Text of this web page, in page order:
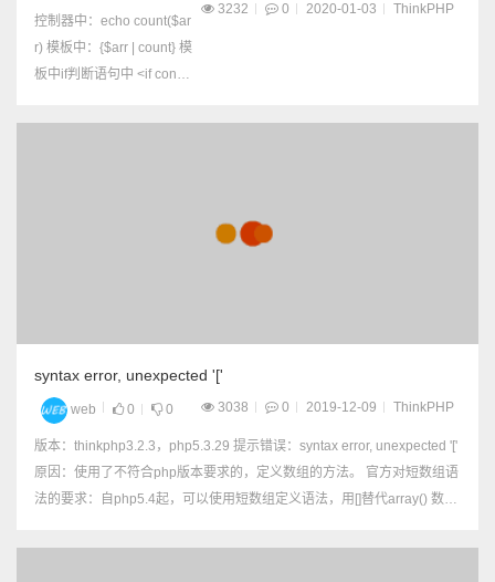
3232
0 2020-01-03 ThinkPHP
控制器中：echo count($ar
r) 模板中：{$arr | count} 模
板中if判断语句中 <if conditi
if> <if condition="count($ar
syntax error, unexpected '['
web 0 0 3038 0 2019-12-09 ThinkPHP
版本：thinkphp3.2.3，php5.3.29 提示错误：syntax error, unexpected '['
原因：使用了不符合php版本要求的，定义数组的方法。 官方对短数组语
法的要求：自php5.4起，可以使用短数组定义语法，用[]替代array() 数组